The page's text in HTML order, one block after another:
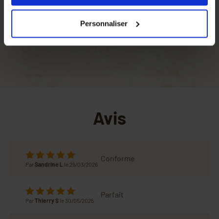
nos partenaires. Vous pouvez également choisir les
Personnaliser 7 mm
Type Isolant
Avis
Par Sandrine L le 29/03/2026
Conforme
ParThierry S le 30/05/2025
Parfait